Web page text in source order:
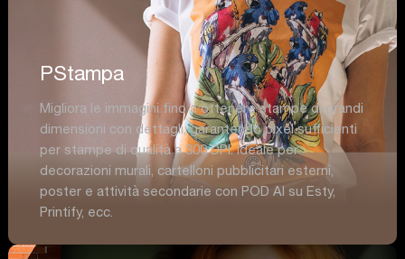
PStampa
Migliora le immagini fino a ottenere stampe di grandi
dimensioni con dettagli, garantendo pixel sufficienti
per stampe di qualità a 300 DPI. Ideale per
decorazioni murali, cartelloni pubblicitari esterni,
poster e attività secondarie con POD AI su Esty,
Printify, ecc.